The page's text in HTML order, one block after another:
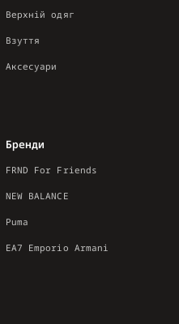
Верхній одяг
Взуття
Аксесуари
Бренди
FRND For Friends
NEW BALANCE
Puma
EA7 Emporio Armani